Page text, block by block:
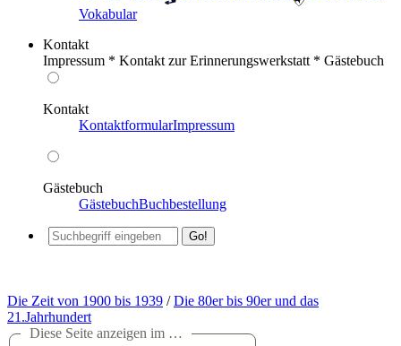
Vokabular
Kontakt
Impressum * Kontakt zur Erinnerungswerkstatt * Gästebuch
Kontakt
KontaktformularImpressum
Gästebuch
GästebuchBuchbestellung
Die Zeit von 1900 bis 1939 /Die 80er bis 90er und das
21.Jahrhundert
Diese Seite anzeigen im …